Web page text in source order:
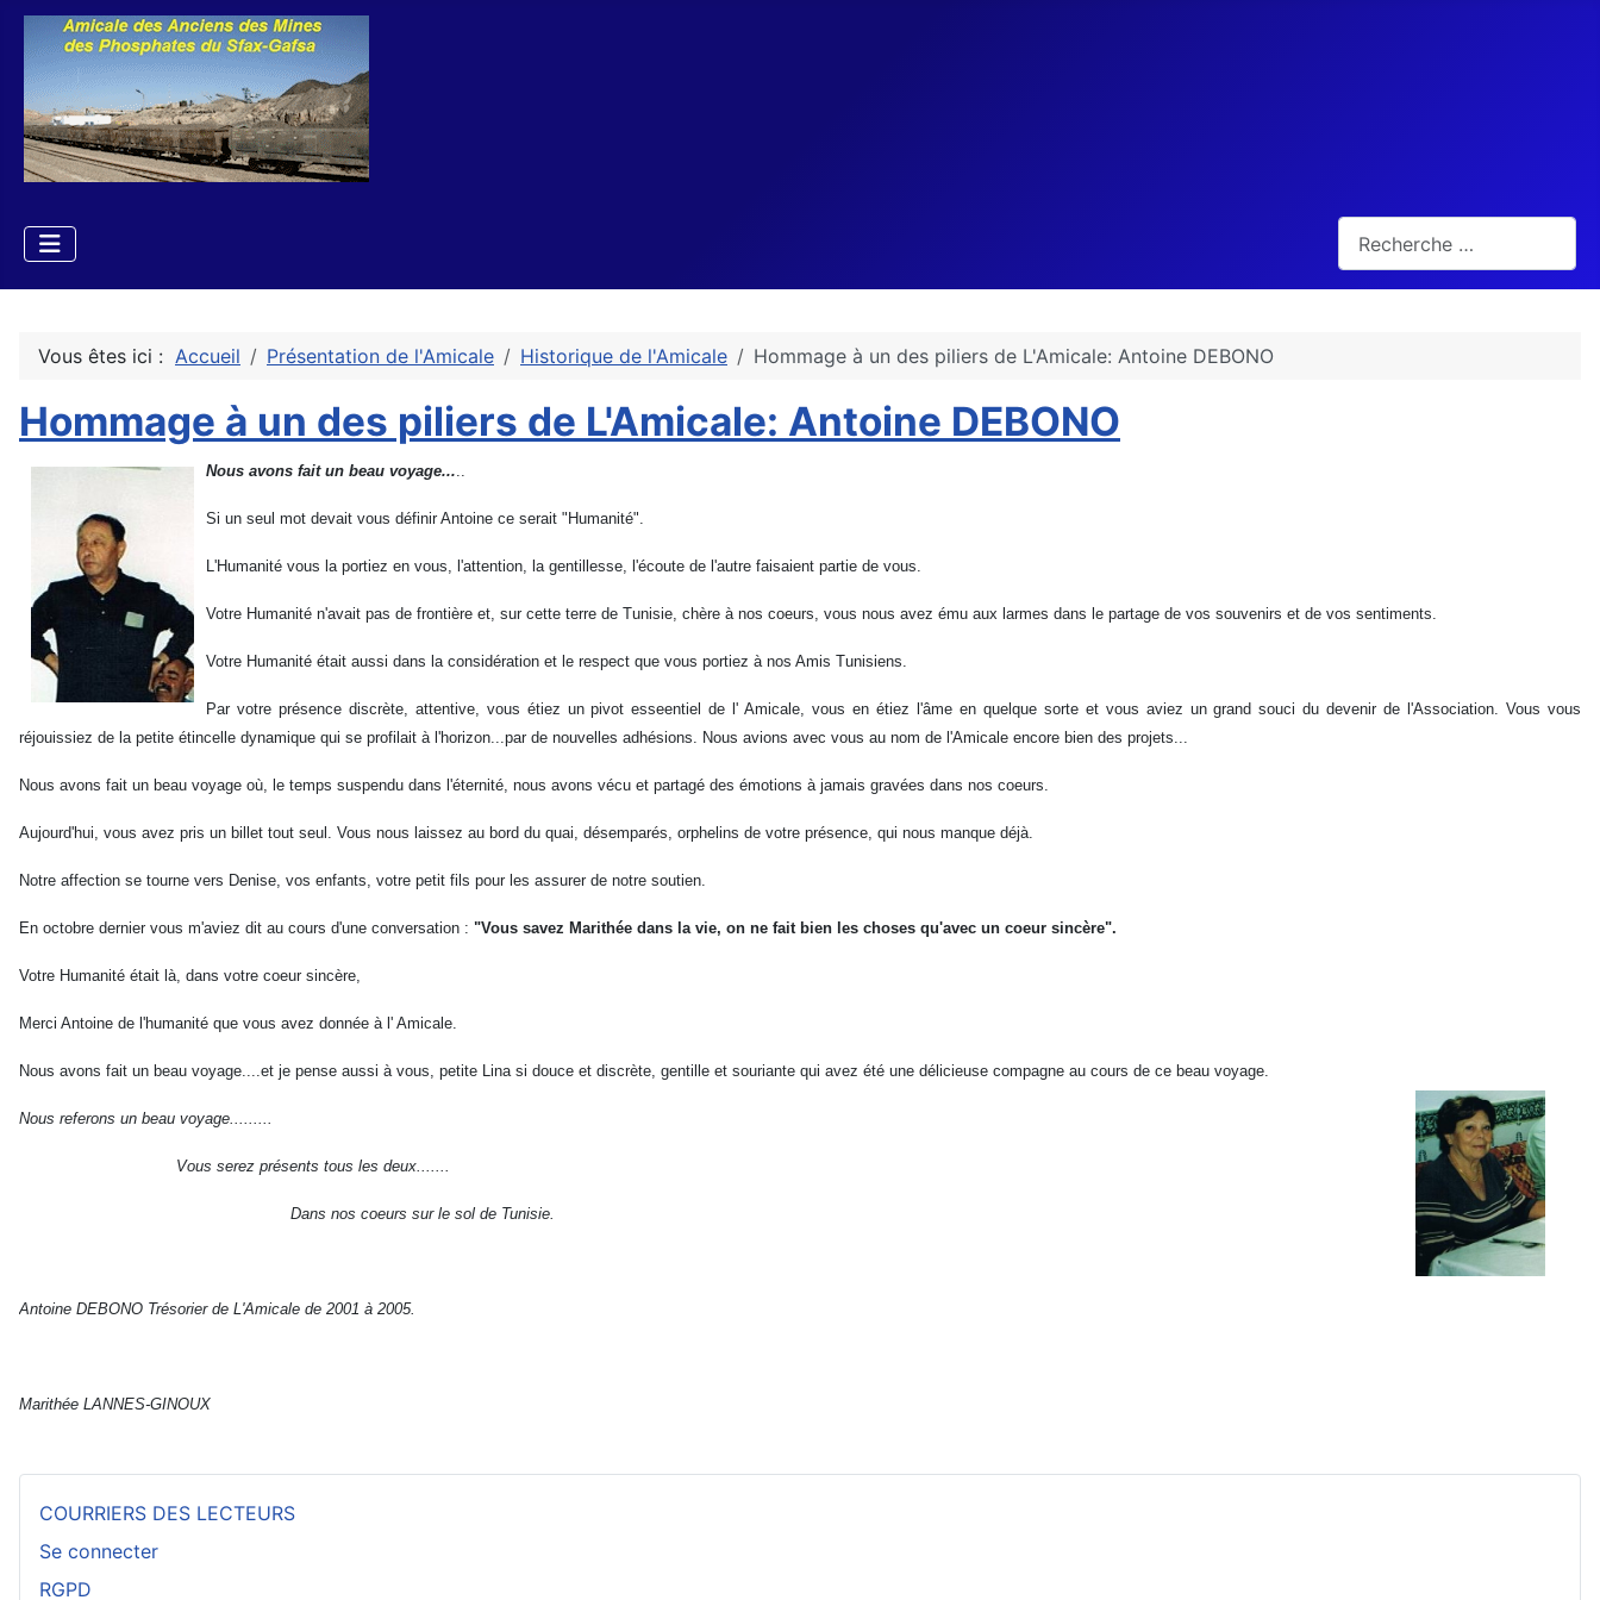
COURRIERS DES LECTEURS
Se connecter
RGPD
Vous êtes ici : Accueil Présentation de l'Amicale Historique de l'Amicale Hommage à un des piliers de L'Amicale: Antoine DEBONO
Hommage à un des piliers de L'Amicale: Antoine DEBONO
Nous avons fait un beau voyage.....
Si un seul mot devait vous définir Antoine ce serait "Humanité".
L'Humanité vous la portiez en vous, l'attention, la gentillesse, l'écoute de l'autre faisaient partie de vous.
Votre Humanité n'avait pas de frontière et, sur cette terre de Tunisie, chère à nos coeurs, vous nous avez ému aux larmes dans le partage de vos souvenirs et de vos sentiments.
Votre Humanité était aussi dans la considération et le respect que vous portiez à nos Amis Tunisiens.
Par votre présence discrète, attentive, vous étiez un pivot esseentiel de l' Amicale, vous en étiez l'âme en quelque sorte et vous aviez un grand souci du devenir de l'Association. Vous vous
réjouissiez de la petite étincelle dynamique qui se profilait à l'horizon...par de nouvelles adhésions. Nous avions avec vous au nom de l'Amicale encore bien des projets...
Nous avons fait un beau voyage où, le temps suspendu dans l'éternité, nous avons vécu et partagé des émotions à jamais gravées dans nos coeurs.
Aujourd'hui, vous avez pris un billet tout seul. Vous nous laissez au bord du quai, désemparés, orphelins de votre présence, qui nous manque déjà.
Notre affection se tourne vers Denise, vos enfants, votre petit fils pour les assurer de notre soutien.
En octobre dernier vous m'aviez dit au cours d'une conversation : "Vous savez Marithée dans la vie, on ne fait bien les choses qu'avec un coeur sincère".
Votre Humanité était là, dans votre coeur sincère,
Merci Antoine de l'humanité que vous avez donnée à l' Amicale.
Nous avons fait un beau voyage....et je pense aussi à vous, petite Lina si douce et discrète, gentille et souriante qui avez été une délicieuse compagne au cours de ce beau voyage.
Nous referons un beau voyage.........
Vous serez présents tous les deux.......
Dans nos coeurs sur le sol de Tunisie.
Antoine DEBONO Trésorier de L'Amicale de 2001 à 2005.
Marithée LANNES-GINOUX